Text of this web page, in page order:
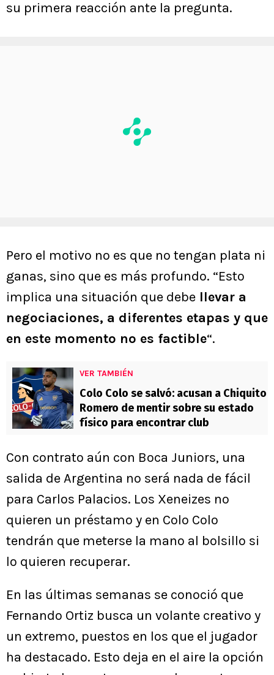
su primera reacción ante la pregunta.
Pero el motivo no es que no tengan plata ni
ganas, sino que es más profundo. “Esto
implica una situación que debe llevar a
negociaciones, a diferentes etapas y que
en este momento no es factible“.
VER TAMBIÉN
Colo Colo se salvó: acusan a Chiquito
Romero de mentir sobre su estado
físico para encontrar club
Con contrato aún con Boca Juniors, una
salida de Argentina no será nada de fácil
para Carlos Palacios. Los Xeneizes no
quieren un préstamo y en Colo Colo
tendrán que meterse la mano al bolsillo si
lo quieren recuperar.
En las últimas semanas se conoció que
Fernando Ortiz busca un volante creativo y
un extremo, puestos en los que el jugador
ha destacado. Esto deja en el aire la opción